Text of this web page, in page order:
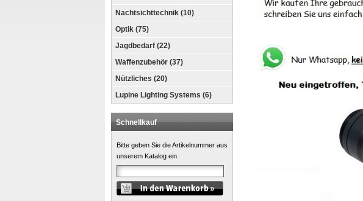
Nachtsichttechnik (10)
Optik (75)
Jagdbedarf (22)
Waffenzubehör (37)
Nützliches (20)
Lupine Lighting Systems (6)
Schnellkauf
Bitte geben Sie die Artikelnummer aus
unserem Katalog ein.